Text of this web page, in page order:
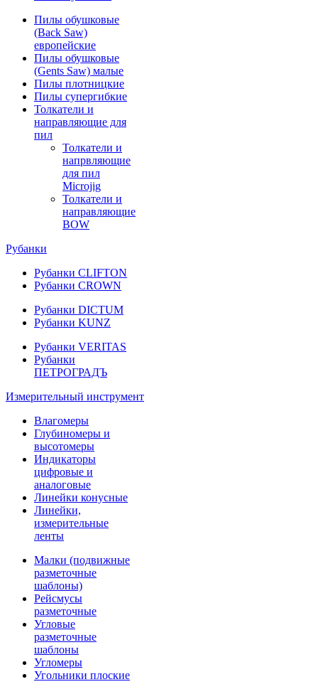
Пилы обушковые
(Back Saw)
европейские
Пилы обушковые
(Gents Saw) малые
Пилы плотницкие
Пилы супергибкие
Толкатели и
направляющие для
пил
Толкатели и
напрвляющие
для пил
Microjig
Толкатели и
направляющие
BOW
Рубанки
Рубанки CLIFTON
Рубанки CROWN
Рубанки DICTUM
Рубанки KUNZ
Рубанки VERITAS
Рубанки
ПЕТРОГРАДЪ
Измерительный инструмент
Влагомеры
Глубиномеры и
высотомеры
Индикаторы
цифровые и
аналоговые
Линейки конусные
Линейки,
измерительные
ленты
Малки (подвижные
разметочные
шаблоны)
Рейсмусы
разметочные
Угловые
разметочные
шаблоны
Угломеры
Угольники плоские